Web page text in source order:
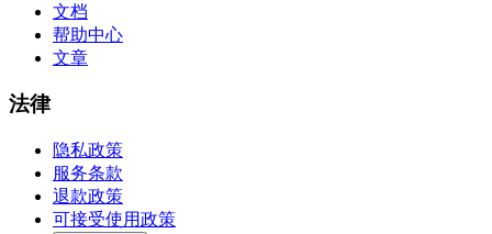
文档
帮助中心
文章
法律
隐私政策
服务条款
退款政策
可接受使用政策